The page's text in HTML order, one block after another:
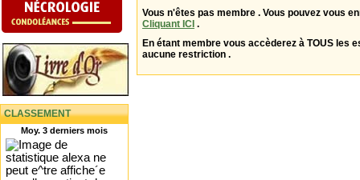
CLASSEMENT
Moy. 3 derniers mois
Vous n'êtes pas membre . Vous pouvez vous
Cliquant ICI .
En étant membre vous accèderez à TOUS les
aucune restriction .